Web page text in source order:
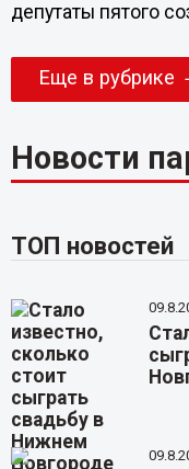
депутаты пятого
Еще в рубрике
Новости
ТОП новостей